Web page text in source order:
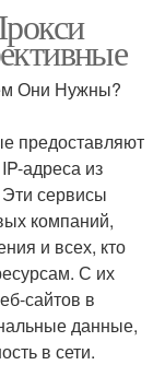
Они Нужны?
предоставляют
адреса из
Эти сервисы
компаний,
и всех, кто
С их
сайтов в
данные,
в сети.